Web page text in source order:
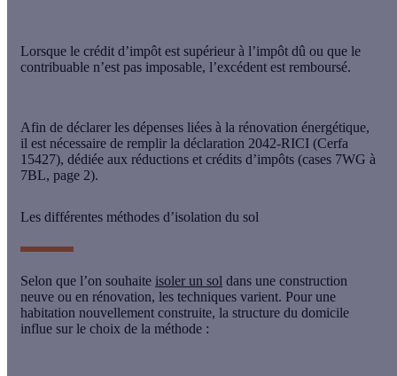
Lorsque le crédit d’impôt est supérieur à l’impôt dû ou que le
contribuable n’est pas imposable, l’excédent est remboursé.
Afin de déclarer les dépenses liées à la rénovation énergétique,
il est nécessaire de remplir la déclaration 2042-RICI (Cerfa
15427), dédiée aux réductions et crédits d’impôts (cases 7WG à
7BL, page 2).
Les différentes méthodes d’isolation du sol
Selon que l’on souhaite isoler un sol dans une construction
neuve ou en rénovation, les techniques varient. Pour une
habitation nouvellement construite, la structure du domicile
influe sur le choix de la méthode :